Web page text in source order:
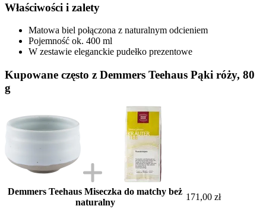
Właściwości i zalety
Matowa biel połączona z naturalnym odcieniem
Pojemność ok. 400 ml
W zestawie eleganckie pudełko prezentowe
Kupowane często z Demmers Teehaus Pąki róży, 80
g
Demmers Teehaus Miseczka do matchy beż
naturalny
171,00 zł